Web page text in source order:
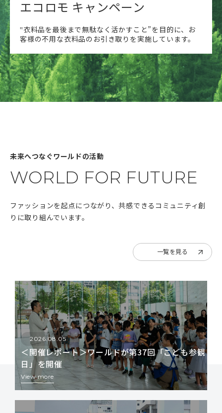
エコロモ キャンペーン
‟衣料品を最後まで無駄なく活かすこと”を目的に、お
客様の不用な衣料品のお引き取りを実施しています。
未来へつなぐワールドの活動
WORLD FOR FUTURE
ファッションを起点につながり、共感できるコミュニティ創
りに取り組んでいます。
一覧を見る
2026.08.05
＜開催レポート＞ワールドが第37回「こども参観
日」を開催
View more